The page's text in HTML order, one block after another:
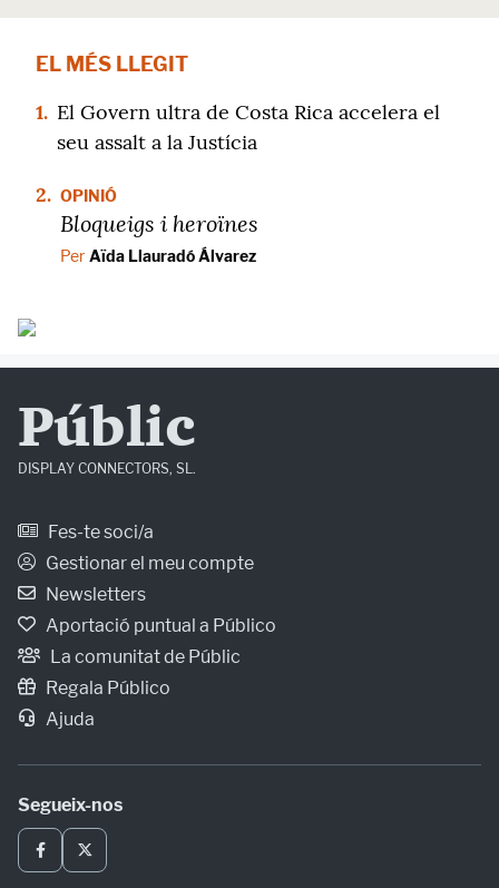
EL MÉS LLEGIT
1. El Govern ultra de Costa Rica accelera el
seu assalt a la Justícia
2. OPINIÓ
Bloqueigs i heroïnes
Per Aïda Llauradó Álvarez
Públic
DISPLAY CONNECTORS, SL.
Fes-te soci/a
Gestionar el meu compte
Newsletters
Aportació puntual a Público
La comunitat de Públic
Regala Público
Ajuda
Segueix-nos